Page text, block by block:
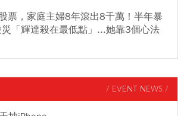
票，家庭主婦8年滾出8千萬！半年暴
「輝達殺在最低點」...她靠3個心法
/ EVENT NEWS /